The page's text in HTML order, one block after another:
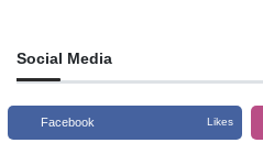
Social Media
Facebook Likes